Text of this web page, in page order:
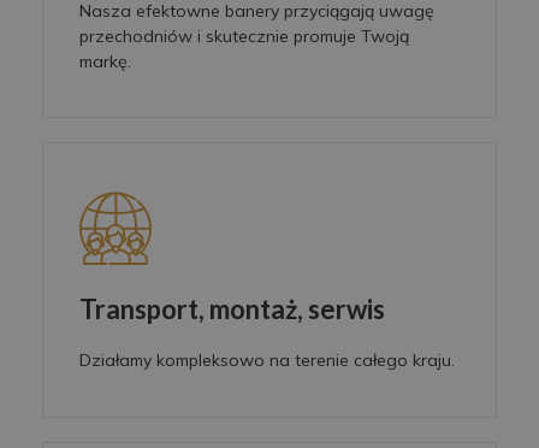
Nasza efektowne banery przyciągają uwagę
przechodniów i skutecznie promuje Twoją
markę.
Transport, montaż, serwis
Działamy kompleksowo na terenie całego kraju.